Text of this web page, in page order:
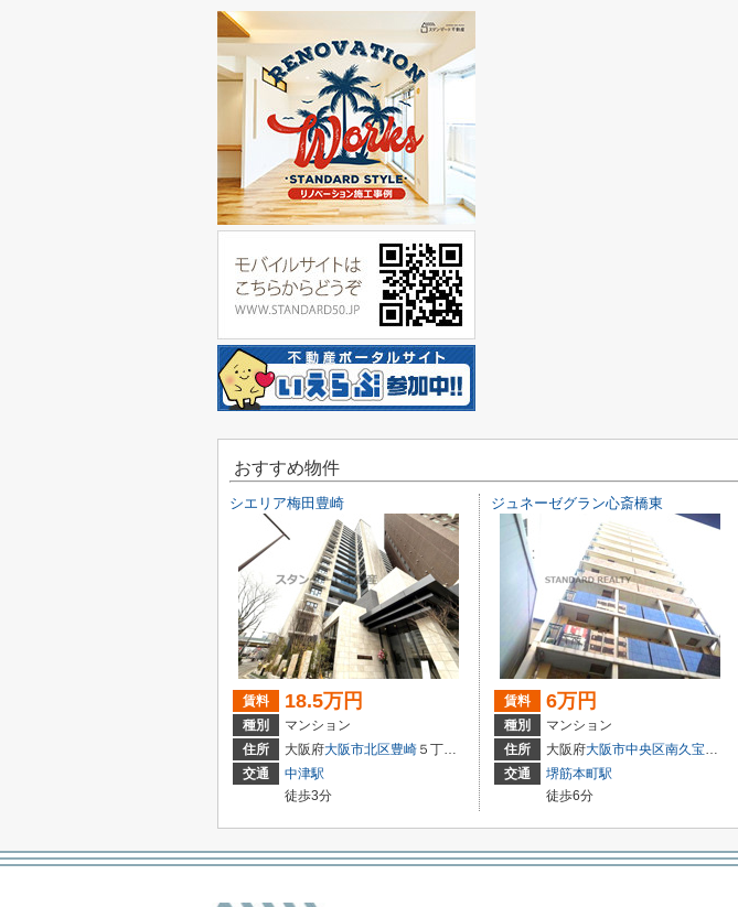
おすすめ物件
シエリア梅田豊崎
賃料 18.5万円
種別
マンション
住所
大阪府大阪市北区豊崎 ５丁目4-16
交通
中津駅
徒歩3分
ジュネーゼグラン心斎橋東
賃料 6万円
種別
マンション
住所
大阪府大阪市中央区南久宝寺町
交通
堺筋本町駅
徒歩6分